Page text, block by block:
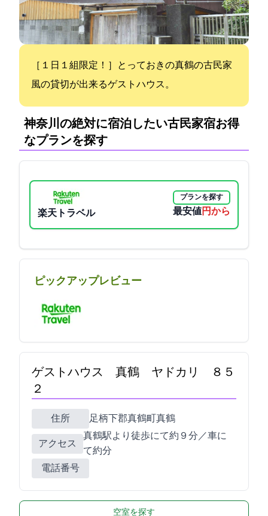
［１日１組限定！］とっておきの真鶴の古民家
風の貸切が出来るゲストハウス。
神奈川の絶対に宿泊したい古民家宿:お得
なプランを探す
楽天トラベル
プランを探す
最安値10000円から
ピックアップレビュー
ゲストハウス 真鶴 ヤドカリ ８５
２
住所 足柄下郡真鶴町真鶴852-1
アクセス
真鶴駅より徒歩にて約９分／車に
て約4分
電話番号
空室を探す